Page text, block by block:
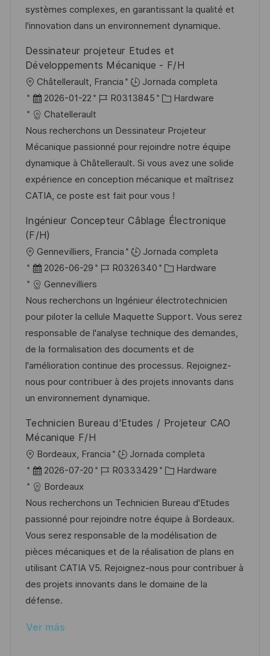
ó
n
e
p
b
c
a
ó
n
p
l
o
r
í
systèmes complexes, en garantissant la qualité et
l'innovation dans un environnement dynamique.
Dessinateur projeteur Etudes et
Développements Mécanique - F/H
U
b
c
a
c
i
ó
Châtellerault, Francia
Jornada completa
F
e
c
h
a
d
e
u
i
c
2026-01-22
I
d
e
e
m
p
e
R0313845
C
t
e
g
o
r
a
Hardware
Chatellerault
Nous recherchons un Dessinateur Projeteur
Mécanique passionné pour rejoindre notre équipe
dynamique à Châtellerault. Si vous avez une solide
expérience en conception mécanique et maîtrisez
CATIA, ce poste est fait pour vous !
Ingénieur Concepteur Câblage Électronique
(F/H)
U
b
c
a
c
i
ó
n
Gennevilliers, Francia
Jornada completa
F
e
c
h
a
d
e
p
u
l
a
c
2026-06-29
I
d
e
e
m
p
l
e
R0326340
C
t
e
g
o
r
í
Hardware
Gennevilliers
Nous recherchons un Ingénieur électrotechnicien
pour piloter la cellule Maquette Support. Vous serez
responsable de l'analyse technique des demandes,
de la formalisation des documents et de
l'amélioration continue des processus. Rejoignez-
nous pour contribuer à des projets innovants dans
un environnement dynamique.
Technicien Bureau d'Etudes / Projeteur CAO
Mécanique F/H
U
b
c
a
c
i
ó
n
Bordeaux, Francia
Jornada completa
F
e
c
h
a
d
e
p
u
l
2026-07-20
I
d
e
e
m
p
l
R0333429
C
t
e
g
o
r
í
Hardware
Bordeaux
Nous recherchons un Technicien Bureau d'Etudes
passionné pour rejoindre notre équipe à Bordeaux.
Vous serez responsable de la modélisation de
pièces mécaniques et de la réalisation de plans en
utilisant CATIA V5. Rejoignez-nous pour contribuer à
des projets innovants dans le domaine de la
défense.
Ver más